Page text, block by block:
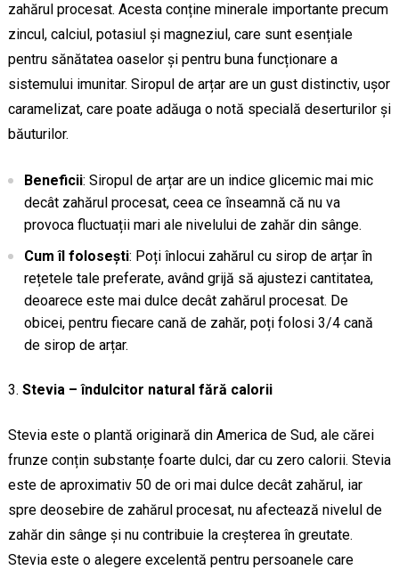
zahărul procesat. Acesta conține minerale importante precum
zincul, calciul, potasiul și magneziul, care sunt esențiale
pentru sănătatea oaselor și pentru buna funcționare a
sistemului imunitar. Siropul de arțar are un gust distinctiv, ușor
caramelizat, care poate adăuga o notă specială deserturilor și
băuturilor.
Beneficii: Siropul de arțar are un indice glicemic mai mic
decât zahărul procesat, ceea ce înseamnă că nu va
provoca fluctuații mari ale nivelului de zahăr din sânge.
Cum îl folosești: Poți înlocui zahărul cu sirop de arțar în
rețetele tale preferate, având grijă să ajustezi cantitatea,
deoarece este mai dulce decât zahărul procesat. De
obicei, pentru fiecare cană de zahăr, poți folosi 3/4 cană
de sirop de arțar.
Stevia – îndulcitor natural fără calorii
Stevia este o plantă originară din America de Sud, ale cărei
frunze conțin substanțe foarte dulci, dar cu zero calorii. Stevia
este de aproximativ 50 de ori mai dulce decât zahărul, iar
spre deosebire de zahărul procesat, nu afectează nivelul de
zahăr din sânge și nu contribuie la creșterea în greutate.
Stevia este o alegere excelentă pentru persoanele care